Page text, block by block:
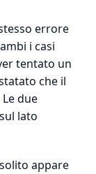
errore
i casi
tentato un
che il
due
lato
appare